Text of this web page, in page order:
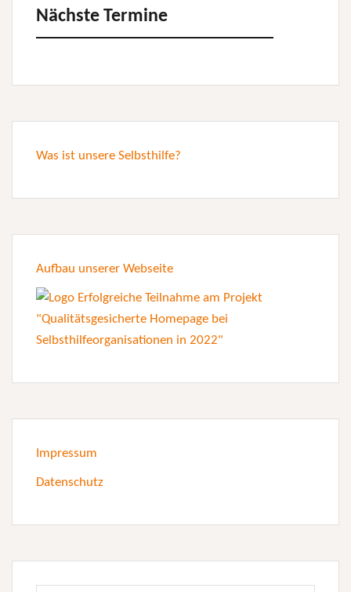
Nächste Termine
Was ist unsere Selbsthilfe?
Aufbau unserer Webseite
Impressum
Datenschutz